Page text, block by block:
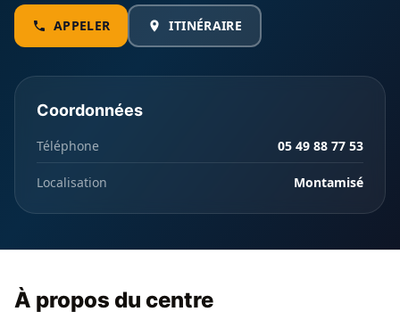
APPELER ITINÉRAIRE
Coordonnées
Téléphone 05 49 88 77 53
Localisation Montamisé
À propos du centre